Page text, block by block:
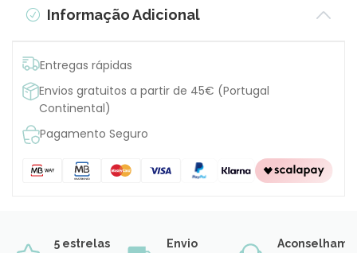
Informação Adicional
Entregas rápidas
Envios gratuitos a partir de 45€ (Portugal
Continental)
Pagamento Seguro
5 estrelas
Envio